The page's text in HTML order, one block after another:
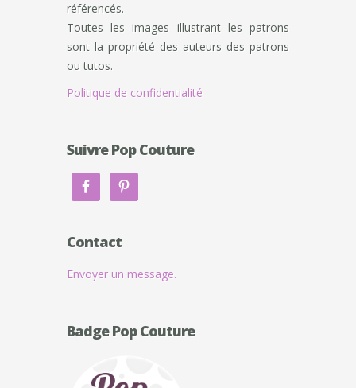
référencés.
Toutes les images illustrant les patrons
sont la propriété des auteurs des patrons
ou tutos.
Politique de confidentialité
Suivre Pop Couture
Contact
Envoyer un message.
Badge Pop Couture